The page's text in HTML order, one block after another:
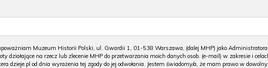
Muzeum Historii Polski, ul. Gwardii 1, 01-538 Warszawa, (dalej MHP) jako Administratora
działające na rzecz lub zlecenie MHP do przetwarzania moich danych osob. (e-mail) w zakresie i
dzieje.pl od dnia wyrażenia tej zgody do jej odwołania. Jestem świadomy/a, że mam prawo w